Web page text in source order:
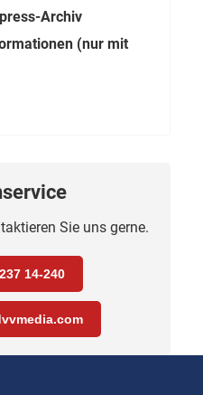
Archiv
(nur mit
Sie uns gerne.
14-240